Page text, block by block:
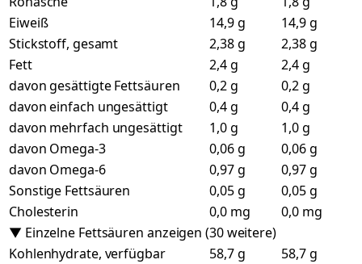
Eiweiß
14,9 g
14,9 g
Stickstoff, gesamt
2,38 g
2,38 g
Fett
2,4 g
2,4 g
davon gesättigte Fettsäuren
0,2 g
0,2 g
davon einfach ungesättigt
0,4 g
0,4 g
davon mehrfach ungesättigt
1,0 g
1,0 g
davon Omega-3
0,06 g
0,06 g
davon Omega-6
0,97 g
0,97 g
Sonstige Fettsäuren
0,05 g
0,05 g
Cholesterin
0,0 mg
0,0 mg
▼ Einzelne Fettsäuren anzeigen (30 weitere)
Kohlenhydrate, verfügbar
58,7 g
58,7 g